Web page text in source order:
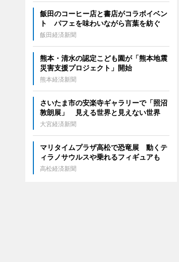
飯田のコーヒー店と書店がコラボイベン
ト パフェを味わいながら言葉を紡ぐ
飯田経済新聞
熊本・清水の認定こども園が「熊本地震
災害支援プロジェクト」開始
熊本経済新聞
さいたま市の安楽寺ギャラリーで「照沼
敦朗展」 見える世界と見えない世界
大宮経済新聞
マリタイムプラザ高松で恐竜展 動くテ
ィラノサウルスや乗れるフィギュアも
高松経済新聞